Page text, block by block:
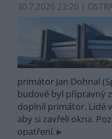
30.7.2026 23:20 |
primátor Jan Dohnal
budově byl přípravný
doplnil primátor. Lidé
aby si zavřeli okna.
opatření.